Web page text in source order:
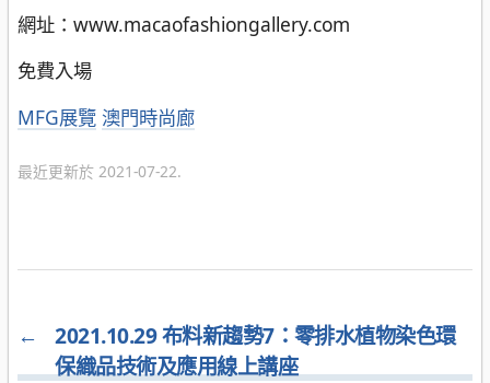
網址：www.macaofashiongallery.com
免費入場
分
MFG展覽 澳門時尚廊
最近更新於 2021-07-22.
←
2021.10.29 布料新趨勢7：零排水植物染色環
保織品技術及應用線上講座